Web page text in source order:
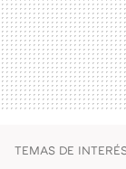
TEMAS DE